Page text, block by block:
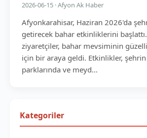
2026-06-15 · Afyon Ak Haber
Afyonkarahisar, Haziran 2026'da
getirecek bahar etkinliklerini
ziyaretçiler, bahar mevsiminin
için bir araya geldi. Etkinlikler,
parklarında ve meyd...
Kategoriler